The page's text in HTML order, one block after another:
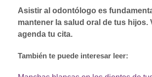
Asistir al odontólogo es
mantener la salud oral de tus hijos.
agenda tu cita.
También te puede interesar leer: